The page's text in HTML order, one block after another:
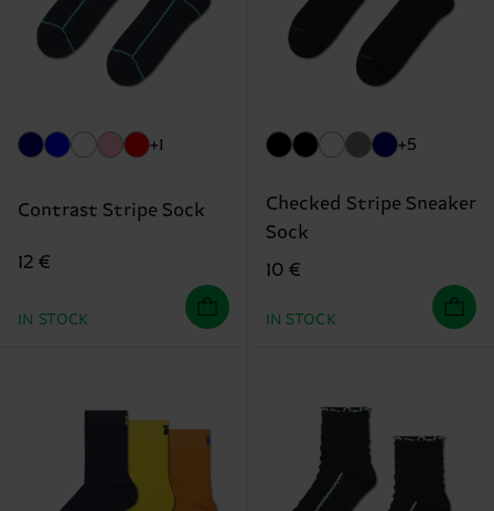
+1
Contrast Stripe Sock
12 €
IN STOCK
+5
Checked Stripe Sneaker
Sock
10 €
IN STOCK